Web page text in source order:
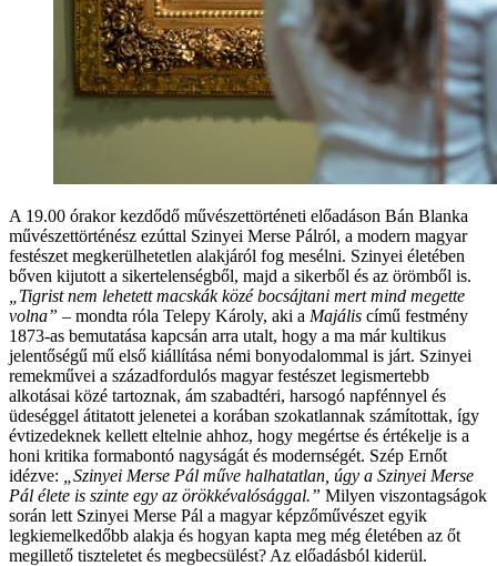
A 19.00 órakor kezdődő művészettörténeti előadáson Bán Blanka
művészettörténész ezúttal Szinyei Merse Pálról, a modern magyar
festészet megkerülhetetlen alakjáról fog mesélni. Szinyei életében
bőven kijutott a sikertelenségből, majd a sikerből és az örömből is.
„Tigrist nem lehetett macskák közé bocsájtani mert mind megette
volna” – mondta róla Telepy Károly, aki a Majális című festmény
1873-as bemutatása kapcsán arra utalt, hogy a ma már kultikus
jelentőségű mű első kiállítása némi bonyodalommal is járt. Szinyei
remekművei a századfordulós magyar festészet legismertebb
alkotásai közé tartoznak, ám szabadtéri, harsogó napfénnyel és
üdeséggel átitatott jelenetei a korában szokatlannak számítottak, így
évtizedeknek kellett eltelnie ahhoz, hogy megértse és értékelje is a
honi kritika formabontó nagyságát és modernségét. Szép Ernőt
idézve:
„Szinyei Merse Pál műve halhatatlan, úgy a Szinyei Merse
Pál élete is szinte egy az örökkévalósággal.” Milyen viszontagságok
során lett Szinyei Merse Pál a magyar képzőművészet egyik
legkiemelkedőbb alakja és hogyan kapta meg még életében az őt
megillető tiszteletet és megbecsülést? Az előadásból kiderül.